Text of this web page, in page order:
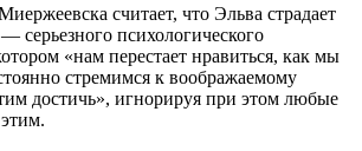
считает, что Эльва страдает
серьезного психологического
«нам перестает нравиться, как мы
стремимся к воображаемому
достичь», игнорируя при этом любые